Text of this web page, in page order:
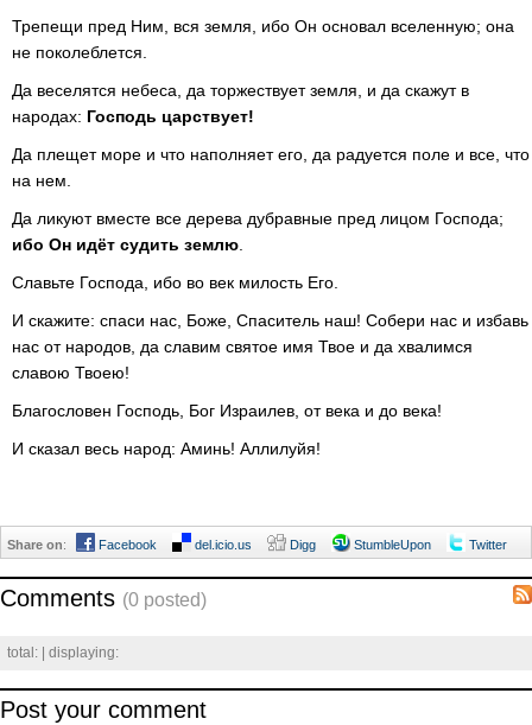
Трепещи пред Ним, вся земля, ибо Он основал вселенную; она
не поколеблется.
Да веселятся небеса, да торжествует земля, и да скажут в
народах: Господь царствует!
Да плещет море и что наполняет его, да радуется поле и все, что
на нем.
Да ликуют вместе все дерева дубравные пред лицом Господа;
ибо Он идёт судить землю.
Славьте Господа, ибо во век милость Его.
И скажите: спаси нас, Боже, Спаситель наш! Собери нас и избавь
нас от народов, да славим святое имя Твое и да хвалимся
славою Твоею!
Благословен Господь, Бог Израилев, от века и до века!
И сказал весь народ: Аминь! Аллилуйя!
Share on: Facebook del.icio.us Digg StumbleUpon Twitter
Comments (0 posted)
total: | displaying:
Post your comment